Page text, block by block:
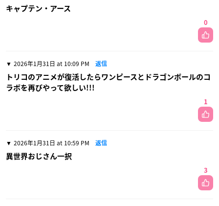
キャプテン・アース
0
2026年1月31日 at 10:09 PM 返信
トリコのアニメが復活したらワンピースとドラゴンボールのコ
ラボを再びやって欲しい!!!
1
2026年1月31日 at 10:59 PM 返信
異世界おじさん一択
3